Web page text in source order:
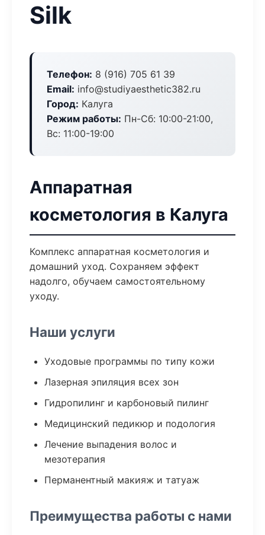
Silk
Телефон: 8 (916) 705 61 39
Email: info@studiyaesthetic382.ru
Город: Калуга
Режим работы: Пн-Сб: 10:00-21:00,
Вс: 11:00-19:00
Аппаратная
косметология в Калуга
Комплекс аппаратная косметология и
домашний уход. Сохраняем эффект
надолго, обучаем самостоятельному
уходу.
Наши услуги
Уходовые программы по типу кожи
Лазерная эпиляция всех зон
Гидропилинг и карбоновый пилинг
Медицинский педикюр и подология
Лечение выпадения волос и
мезотерапия
Перманентный макияж и татуаж
Преимущества работы с нами